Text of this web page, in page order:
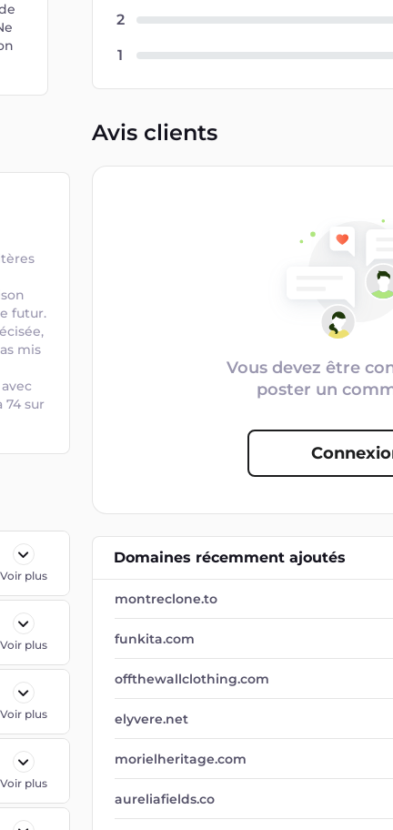
futur.
mis
sur
Voir plus
Voir plus
Voir plus
Voir plus
2
1
Avis clients
Vous devez être
poster un
Domaines récemment ajoutés
montreclone.to
funkita.com
offthewallclothing.com
elyvere.net
morielheritage.com
aureliafields.co